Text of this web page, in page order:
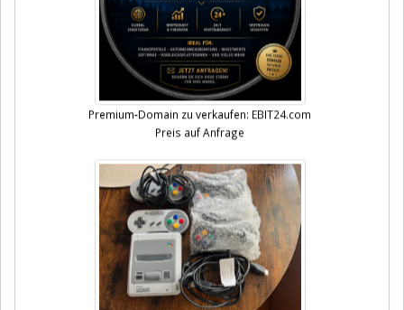
Premium-Domain zu verkaufen: EBIT24.com
Preis auf Anfrage